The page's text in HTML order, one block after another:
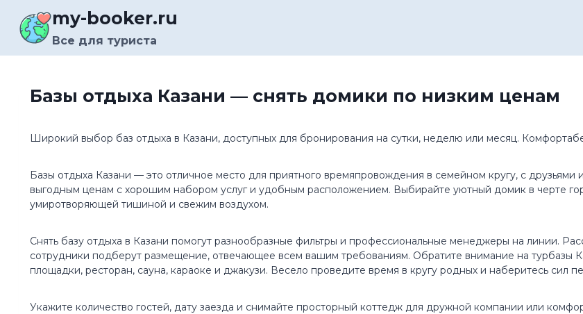
содержимому
my-booker.ru
Все для туриста
Базы отдыха Казани — снять домики по низким ценам
Широкий выбор баз отдыха в Казани, доступных для бронирования на сутки, неделю или месяц.
Базы отдыха Казани — это отличное место для приятного времяпровождения в семейном кругу, с
выгодным ценам с хорошим набором услуг и удобным расположением. Выбирайте уютный домик в черте
умиротворяющей тишиной и свежим воздухом.
Снять базу отдыха в Казани помогут разнообразные фильтры и профессиональные менеджеры на линии.
сотрудники подберут размещение, отвечающее всем вашим требованиям. Обратите внимание на турбазы
площадки, ресторан, сауна, караоке и джакузи. Весело проведите время в кругу родных и наберитесь сил
Укажите количество гостей, дату заезда и снимайте просторный коттедж для дружной компании или